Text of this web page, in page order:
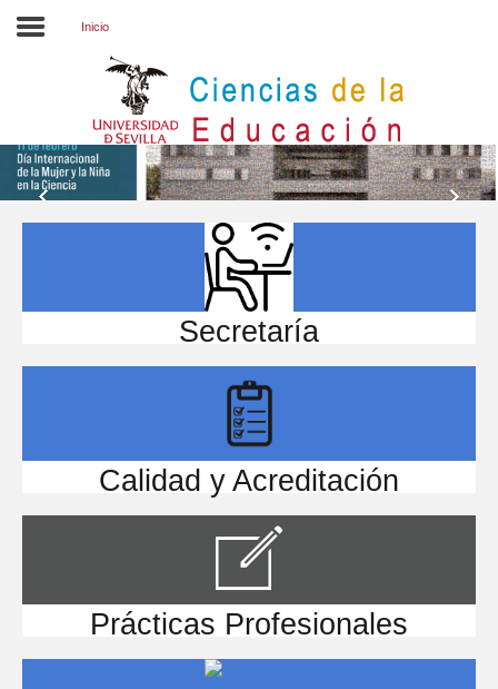
EL CENTRO
Inicio
Secretaría
Calidad y Acreditación
Prácticas Profesionales